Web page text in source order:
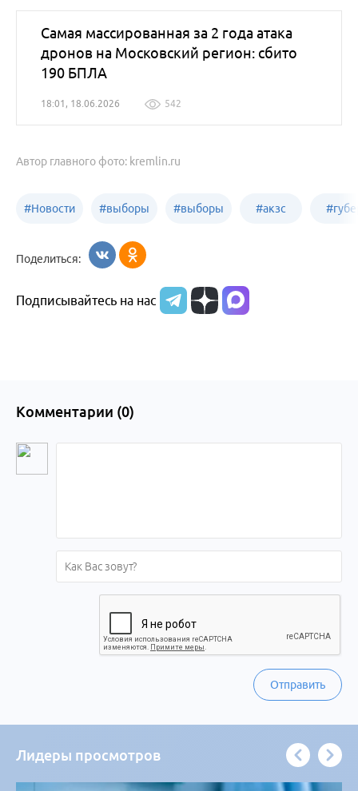
Самая массированная за 2 года атака
дронов на Московский регион: сбито
190 БПЛА
18:01, 18.06.2026 542
Автор главного фото: kremlin.ru
#Новости #выборы
в Бийске
#выборы #акзс #
Поделиться:
Подписывайтесь на нас
Комментарии (0)
Отправить
Лидеры просмотров